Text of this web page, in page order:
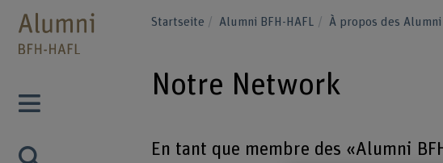
Startseite Alumni BFH-HAFL À propos des Alumni
Notre Network
En tant que membre des «Alumni